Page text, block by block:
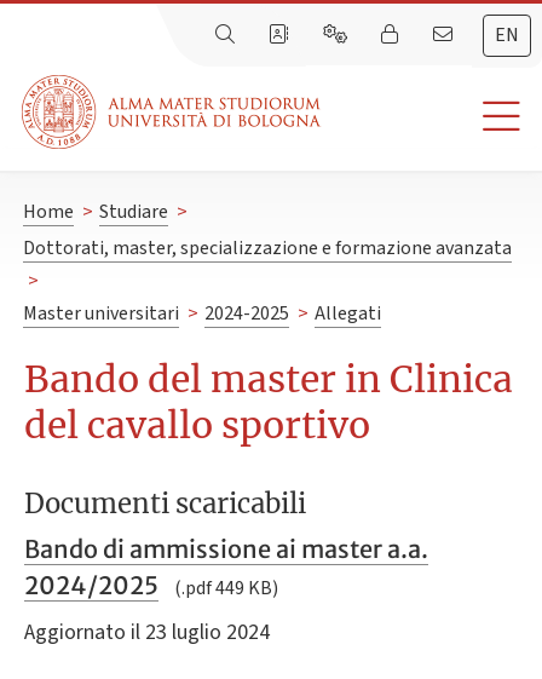
EN
Home > Studiare >
Dottorati, master, specializzazione e formazione avanzata
>
Master universitari > 2024-2025 > Allegati
Bando del master in Clinica
del cavallo sportivo
Documenti scaricabili
Bando di ammissione ai master a.a.
2024/2025
(.pdf 449 KB)
Aggiornato il 23 luglio 2024